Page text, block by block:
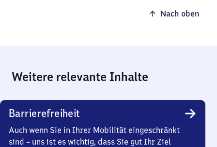
Nach oben
Weitere relevante Inhalte
Barrierefreiheit
Auch wenn Sie in Ihrer Mobilität eingeschränkt
sind – uns ist es wichtig, dass Sie gut Ihr Ziel